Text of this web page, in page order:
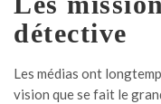
détective
Les médias ont
vision que se fait le